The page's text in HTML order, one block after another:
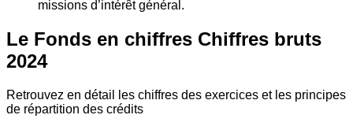
missions d’intérêt général.
Le Fonds en chiffres Chiffres bruts
2024
Retrouvez en détail les chiffres des exercices et les principes
de répartition des crédits